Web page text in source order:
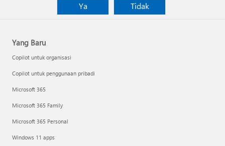
Ya
Tidak
Yang Baru
Copilot untuk organisasi
Copilot untuk penggunaan pribadi
Microsoft 365
Microsoft 365 Family
Microsoft 365 Personal
Windows 11 apps